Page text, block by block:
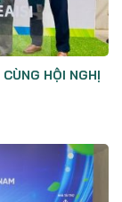
HỘI NGHỊ